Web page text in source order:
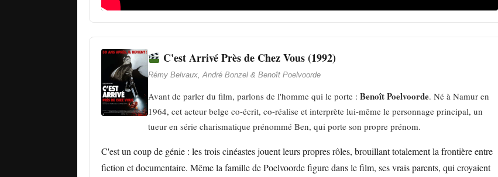
C'est Arrivé Près de Chez Vous (1992)
Rémy Belvaux, André Bonzel & Benoît Poelvoorde
Avant de parler du film, parlons de l'homme qui le porte : Benoît Poelvoorde. Né à Namur en
1964, cet acteur belge co-écrit, co-réalise et interprète lui-même le personnage principal, un
tueur en série charismatique prénommé Ben, qui porte son propre prénom.
C'est un coup de génie : les trois cinéastes jouent leurs propres rôles, brouillant totalement la frontière entre
fiction et documentaire. Même la famille de Poelvoorde figure dans le film, ses vrais parents, qui croyaient